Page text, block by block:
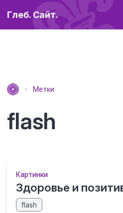
Глеб. Сайт.
Метки
flash
Картинки
Здоровье и
flash